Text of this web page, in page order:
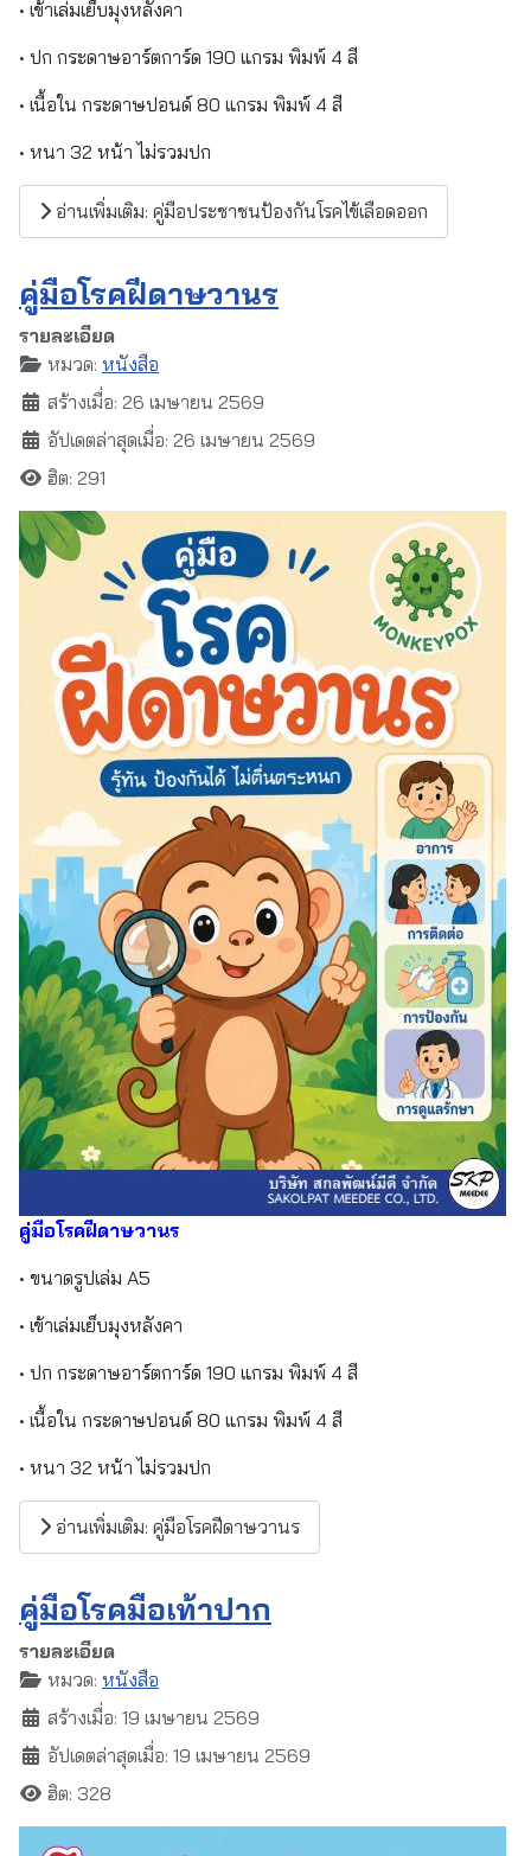
• เข้าเล่มเย็บมุงหลังคา
• ปก กระดาษอาร์ตการ์ด 190 แกรม พิมพ์ 4 สี
• เนื้อใน กระดาษปอนด์ 80 แกรม พิมพ์ 4 สี
• หนา 32 หน้า ไม่รวมปก
อ่านเพิ่มเติม: คู่มือประชาชนป้องกันโรคไข้เลือดออก
คู่มือโรคฝีดาษวานร
รายละเอียด
หมวด: หนังสือ
สร้างเมื่อ: 26 เมษายน 2569
อัปเดตล่าสุดเมื่อ: 26 เมษายน 2569
ฮิต: 291
คู่มือโรคฝีดาษวานร
• ขนาดรูปเล่ม A5
• เข้าเล่มเย็บมุงหลังคา
• ปก กระดาษอาร์ตการ์ด 190 แกรม พิมพ์ 4 สี
• เนื้อใน กระดาษปอนด์ 80 แกรม พิมพ์ 4 สี
• หนา 32 หน้า ไม่รวมปก
อ่านเพิ่มเติม: คู่มือโรคฝีดาษวานร
คู่มือโรคมือเท้าปาก
รายละเอียด
หมวด: หนังสือ
สร้างเมื่อ: 19 เมษายน 2569
อัปเดตล่าสุดเมื่อ: 19 เมษายน 2569
ฮิต: 328